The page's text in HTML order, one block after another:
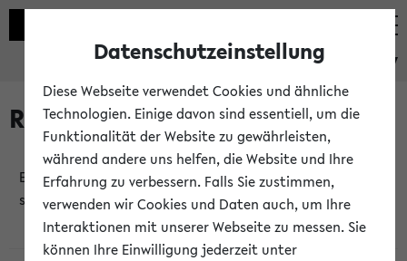
eKVV
Raumänderungen
Es wurden keine Raumänderungen an jetzt
stattfindenden Veranstaltungen gefunden!
Datenschutzeinstellung
Diese Webseite verwendet Cookies und ähnliche
Technologien. Einige davon sind essentiell, um die
Funktionalität der Website zu gewährleisten,
während andere uns helfen, die Website und Ihre
Erfahrung zu verbessern. Falls Sie zustimmen,
verwenden wir Cookies und Daten auch, um Ihre
Interaktionen mit unserer Webseite zu messen. Sie
können Ihre Einwilligung jederzeit unter